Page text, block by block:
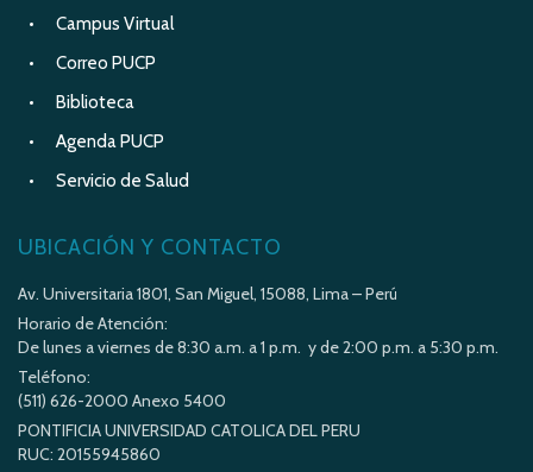
Campus Virtual
Correo PUCP
Biblioteca
Agenda PUCP
Servicio de Salud
UBICACIÓN Y CONTACTO
Av. Universitaria 1801, San Miguel, 15088, Lima – Perú
Horario de Atención:
De lunes a viernes de 8:30 a.m. a 1 p.m. y de 2:00 p.m. a 5:30 p.m.
Teléfono:
(511) 626-2000 Anexo 5400
PONTIFICIA UNIVERSIDAD CATOLICA DEL PERU
RUC: 20155945860